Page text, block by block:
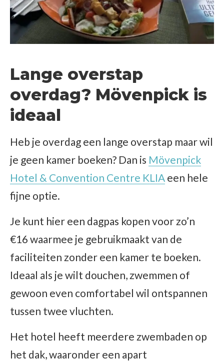
Lange overstap
overdag? Mövenpick is
ideaal
Heb je overdag een lange overstap maar wil
je geen kamer boeken? Dan is Mövenpick
Hotel & Convention Centre KLIA een hele
fijne optie.
Je kunt hier een dagpas kopen voor zo’n
€16 waarmee je gebruikmaakt van de
faciliteiten zonder een kamer te boeken.
Ideaal als je wilt douchen, zwemmen of
gewoon even comfortabel wil ontspannen
tussen twee vluchten.
Het hotel heeft meerdere zwembaden op
het dak, waaronder een apart